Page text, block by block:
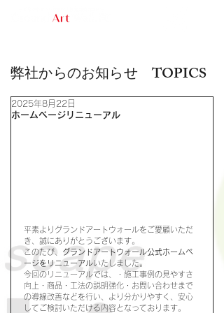
弊社からのお知らせ TOPICS
ホームページリニューアル
2025年8月22日
平素よりグランドアートウォールをご愛顧いただ
き、誠にありがとうございます。
このたび、 グランドアートウォール公式ホームペ
ージをリニューアルいたしました。
今回のリニューアルでは、・施工事例の見やすさ
向上・商品・工法の説明強化・お問い合わせまで
の導線改善などを行い、より分かりやすく、安心
してご検討いただける内容となっております。